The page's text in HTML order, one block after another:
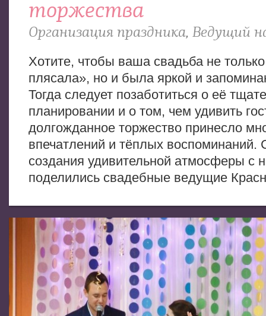
торжества
Организация праздника, Ведущий
Хотите, чтобы ваша свадьба не
плясала», но и была яркой и
Тогда следует позаботиться о её
планировании и о том, чем удивить
долгожданное торжество принесло
впечатлений и тёплых воспоминаний.
создания удивительной атмосферы с
поделились свадебные ведущие